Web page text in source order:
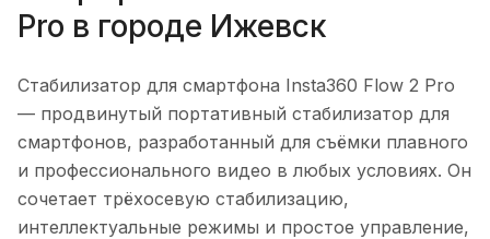
Pro в городе Ижевск
Стабилизатор для смартфона Insta360 Flow 2 Pro
— продвинутый портативный стабилизатор для
смартфонов, разработанный для съёмки плавного
и профессионального видео в любых условиях. Он
сочетает трёхосевую стабилизацию,
интеллектуальные режимы и простое управление,